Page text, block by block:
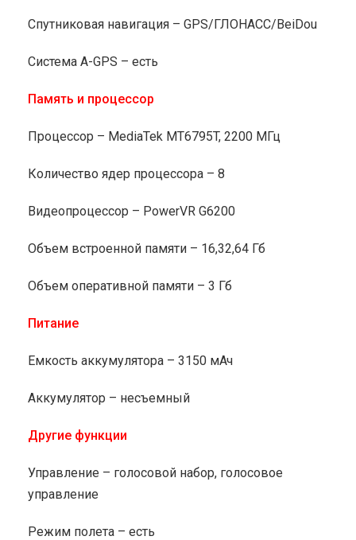
Спутниковая навигация – GPS/ГЛОНАСС/BeiDou
Cистема A-GPS – есть
Память и процессор
Процессор – MediaTek MT6795T, 2200 МГц
Количество ядер процессора – 8
Видеопроцессор – PowerVR G6200
Объем встроенной памяти – 16,32,64 Гб
Объем оперативной памяти – 3 Гб
Питание
Емкость аккумулятора – 3150 мАч
Аккумулятор – несъемный
Другие функции
Управление – голосовой набор, голосовое
управление
Режим полета – есть